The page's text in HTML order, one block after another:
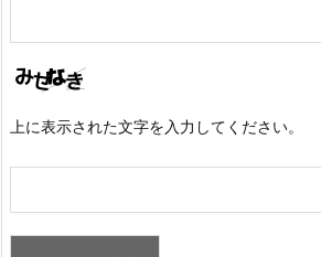
上に表示された文字を入力してください。